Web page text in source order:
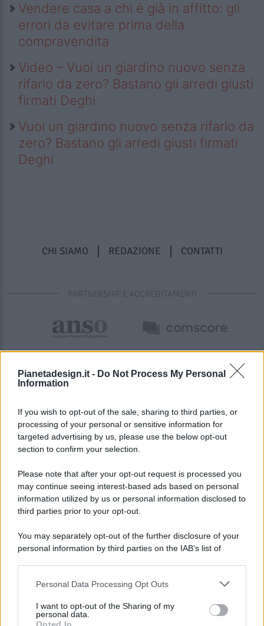
Pianetadesign.it - Do Not Process My Personal
Information
If you wish to opt-out of the sale, sharing to third parties, or
processing of your personal or sensitive information for
targeted advertising by us, please use the below opt-out
section to confirm your selection.
Please note that after your opt-out request is processed you
may continue seeing interest-based ads based on personal
information utilized by us or personal information disclosed to
third parties prior to your opt-out.
You may separately opt-out of the further disclosure of your
personal information by third parties on the IAB’s list of
This information may also be disclosed by us to third parties
disclose it to other third parties.
Personal Data Processing Opt Outs
I want to opt-out of the Sharing of my
personal data.
Vendere casa a chi è già in affitto: gli
errori da evitare prima della
compravendita
Video – Vuoi un giardino nuovo senza
rifarlo da zero? Bastano gli arredi giusti
firmati Deghi
Vuoi un giardino nuovo senza rifarlo da
zero? Bastano gli arredi giusti firmati
Deghi
CHI SIAMO REDAZIONE CONTATTI
PARTNERSHIP E ACCREDITAMENTI
© 2026 - Pianeta Design - P.IVA 04827280654 - Testata
Registrata Al Tribunale Di Nocera Inferiore N. 8/2020 - RG N.
ISCRIZIONE AL ROC N. 35792 – ISCRITTA ALL’ANSO
(ASSOCIAZIONE NAZIONALE STAMPA ONLINE)
PREFERENZE PRIVACY